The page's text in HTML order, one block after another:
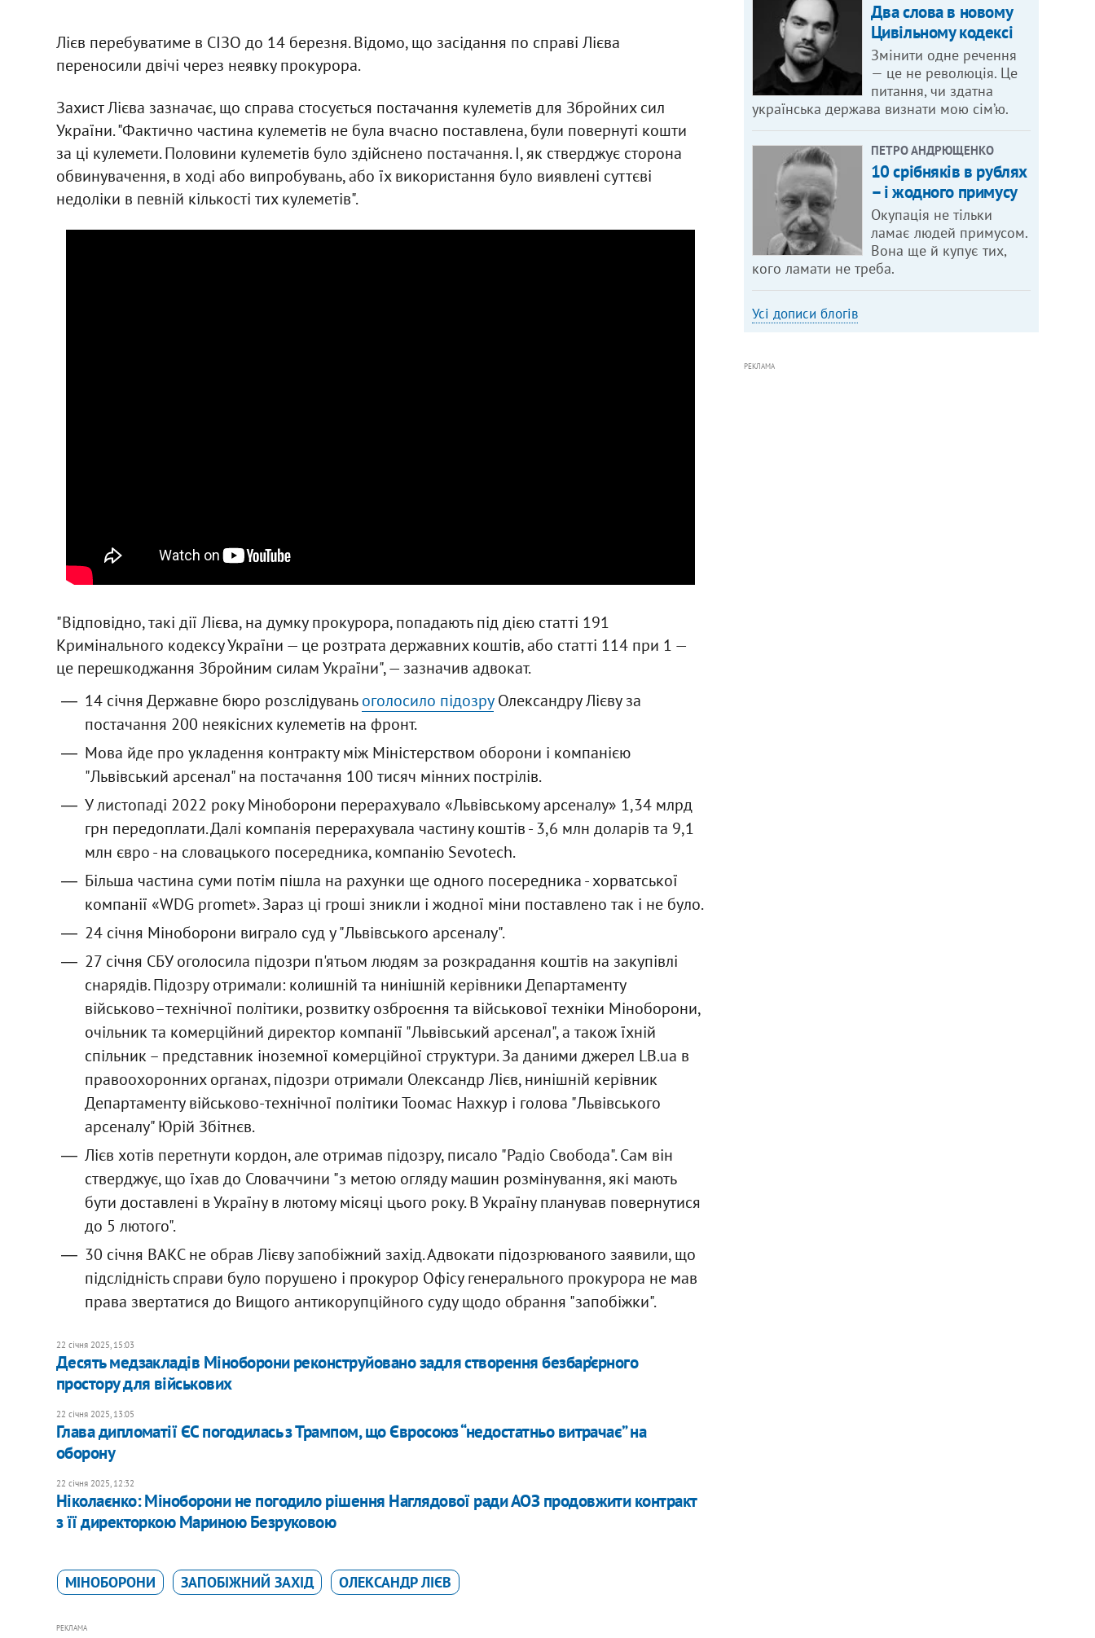
Лієв перебуватиме в СІЗО до 14 березня. Відомо, що засідання по справі Лієва
переносили двічі через неявку прокурора.
Захист Лієва зазначає, що справа стосується постачання кулеметів для Збройних сил
України. "Фактично частина кулеметів не була вчасно поставлена, були повернуті кошти
за ці кулемети. Половини кулеметів було здійснено постачання. І, як стверджує сторона
обвинувачення, в ході або випробувань, або їх використання було виявлені суттєві
недоліки в певній кількості тих кулеметів".
"Відповідно, такі дії Лієва, на думку прокурора, попадають під дією статті 191
Кримінального кодексу України — це розтрата державних коштів, або статті 114 при 1 —
це перешкоджання Збройним силам України", — зазначив адвокат.
14 січня Державне бюро розслідуваньоголосило підозруОлександру Лієву за
постачання 200 неякісних кулеметів на фронт.
Мова йде про укладення контракту між Міністерством оборони і компанією
"Львівський арсенал" на постачання 100 тисяч мінних пострілів.
У листопаді 2022 року Міноборони перерахувало «Львівському арсеналу» 1,34 млрд
грн передоплати. Далі компанія перерахувала частину коштів - 3,6 млн доларів та 9,1
млн євро - на словацького посередника, компанію Sevotech.
Більша частина суми потім пішла на рахунки ще одного посередника - хорватської
компанії «WDG promet». Зараз ці гроші зникли і жодної міни поставлено так і не було.
24 січня Міноборони виграло суд у "Львівського арсеналу".
27 січня СБУ оголосила підозри п'ятьом людям за розкрадання коштів на закупівлі
снарядів. Підозру отримали: колишній та нинішній керівники Департаменту
військово–технічної політики, розвитку озброєння та військової техніки Міноборони,
очільник та комерційний директор компанії "Львівський арсенал", а також їхній
спільник – представник іноземної комерційної структури. За даними джерел LB.ua в
правоохоронних органах, підозри отримали Олександр Лієв, нинішній керівник
Департаменту військово-технічної політики Тоомас Нахкур і голова "Львівського
арсеналу" Юрій Збітнєв.
Лієв хотів перетнути кордон, але отримав підозру, писало "Радіо Свобода". Сам він
стверджує, що їхав до Словаччини "з метою огляду машин розмінування, які мають
бути доставлені в Україну в лютому місяці цього року. В Україну планував повернутися
до 5 лютого".
30 січня ВАКС не обрав Лієву запобіжний захід. Адвокати підозрюваного заявили, що
підслідність справи було порушено і прокурор Офісу генерального прокурора не мав
права звертатися до Вищого антикорупційного суду щодо обрання "запобіжки".
22 січня 2025, 15:03
Десять медзакладів Міноборони реконструйовано задля створення безбар’єрного
простору для військових
22 січня 2025, 13:05
Глава дипломатії ЄС погодилась з Трампом, що Євросоюз “недостатньо витрачає” на
оборону
22 січня 2025, 12:32
Ніколаєнко: Міноборони не погодило рішення Наглядової ради АОЗ продовжити контракт
з її директоркою Мариною Безруковою
МІНОБОРОНИ ЗАПОБІЖНИЙ ЗАХІД ОЛЕКСАНДР ЛІЄВ
РЕКЛАМА
Два слова в новому
Цивільному кодексі
Змінити одне речення
— це не революція. Це
питання, чи здатна
українська держава визнати мою сім’ю.
ПЕТРО АНДРЮЩЕНКО
10 срібняків в рублях
– і жодного примусу
Окупація не тільки
ламає людей примусом.
Вона ще й купує тих,
кого ламати не треба.
Усі дописи блогів
РЕКЛАМА